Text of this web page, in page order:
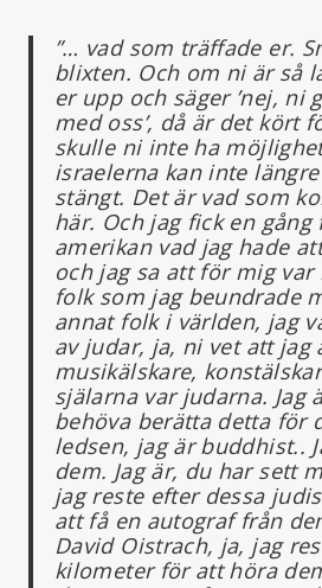
”… vad som träffade er.
blixten. Och om ni är så
er upp och säger ’nej, ni
med oss’, då är det kört
skulle ni inte ha
israelerna kan inte
stängt. Det är vad som
här. Och jag fick en gång
amerikan vad jag hade
och jag sa att för mig
folk som jag beundrade
annat folk i världen, jag
av judar, ja, ni vet att jag
musikälskare,
själarna var judarna. Jag
behöva berätta detta för
ledsen, jag är buddhist..
dem. Jag är, du har sett
jag reste efter dessa
att få en autograf från
David Oistrach, ja, jag
kilometer för att höra